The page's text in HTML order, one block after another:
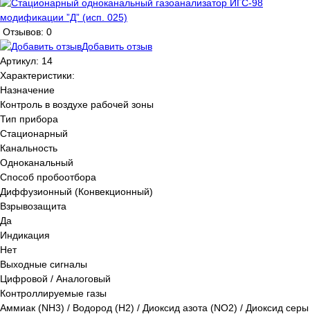
Отзывов: 0
Добавить отзыв
Артикул: 14
Характеристики:
Назначение
Контроль в воздухе рабочей зоны
Тип прибора
Стационарный
Канальность
Одноканальный
Способ пробоотбора
Диффузионный (Конвекционный)
Взрывозащита
Да
Индикация
Нет
Выходные сигналы
Цифровой / Аналоговый
Контроллируемые газы
Аммиак (NH3) / Водород (H2) / Диоксид азота (NO2) / Диоксид серы